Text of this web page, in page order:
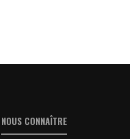
NOUS CONNAÎTRE